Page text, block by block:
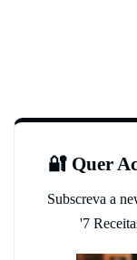
🔐 Quer
Subscreva a
'7